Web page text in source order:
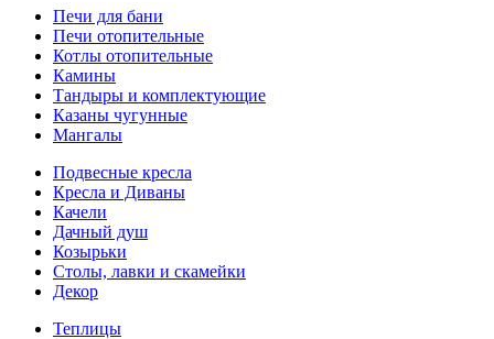
Печи для бани
Печи отопительные
Котлы отопительные
Камины
Тандыры и комплектующие
Казаны чугунные
Мангалы
Подвесные кресла
Кресла и Диваны
Качели
Дачный душ
Козырьки
Столы, лавки и скамейки
Декор
Теплицы